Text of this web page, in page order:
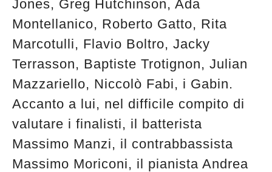
Jones, Greg Hutchinson, Ada
Montellanico, Roberto Gatto, Rita
Marcotulli, Flavio Boltro, Jacky
Terrasson, Baptiste Trotignon, Julian
Mazzariello, Niccolò Fabi, i Gabin.
Accanto a lui, nel difficile compito di
valutare i finalisti, il batterista
Massimo Manzi, il contrabbassista
Massimo Moriconi, il pianista Andrea